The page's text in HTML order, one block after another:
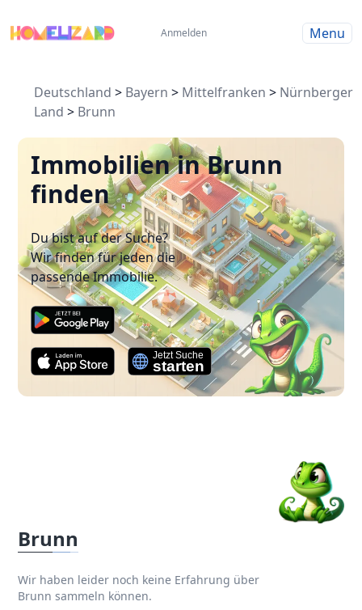
Anmelden Menu
Deutschland > Bayern > Mittelfranken > Nürnberger
Land > Brunn
Immobilien in Brunn
finden
Du bist auf der Suche?
Wir finden für jeden die
passende Immobilie.
Brunn
Wir haben leider noch keine Erfahrung über
Brunn sammeln können.